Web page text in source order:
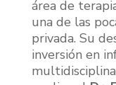
área de
una de las
privada. Su
inversión en